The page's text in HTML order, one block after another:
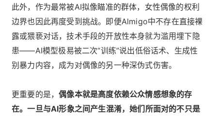
此外，作为最常被AI拟像瞄准的群体，女性偶像的权利
边界也因此再度受到挑战。即便Almigo中不存在直接裸
露或猥亵对话，技术手段的开放性本身就为滥用埋下隐
患——AI模型极易被二次“训练”说出低俗话术、生成性
别暴力内容，成为对偶像的另一种深伪式伤害。
更重要的是，偶像本就是高度依赖公众情感想象的存
在。一旦与AI形象之间产生混淆，她们所面对的不只是